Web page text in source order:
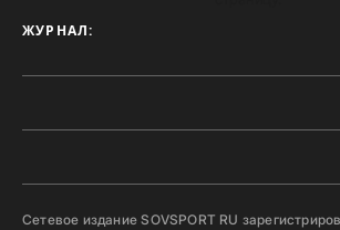
ЖУРНАЛ:
Сетевое издание SOVSPORT RU